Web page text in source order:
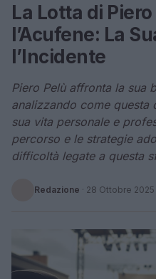
La Lotta di
l’Acufene: La
l’Incidente
Piero Pelù affronta la sua
analizzando come questa
sua vita personale e
percorso e le strategie
difficoltà legate a questa
Redazione · 28 Ottobre 2025